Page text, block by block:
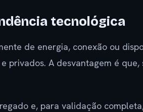
tecnológica
de energia, conexão ou
privados. A desvantagem é que,
e, para validação